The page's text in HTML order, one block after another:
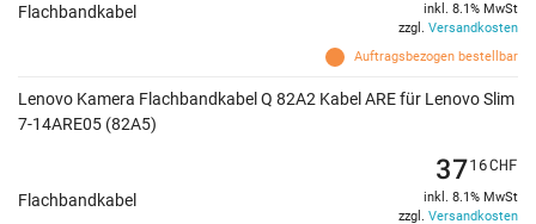
Flachbandkabel
Auftragsbezogen bestellbar
inkl. 8.1% MwSt
zzgl. Versandkosten
Lenovo Kamera Flachbandkabel Q 82A2 Kabel ARE für Lenovo Slim
7-14ARE05 (82A5)
Flachbandkabel
3716CHF
inkl. 8.1% MwSt
zzgl. Versandkosten